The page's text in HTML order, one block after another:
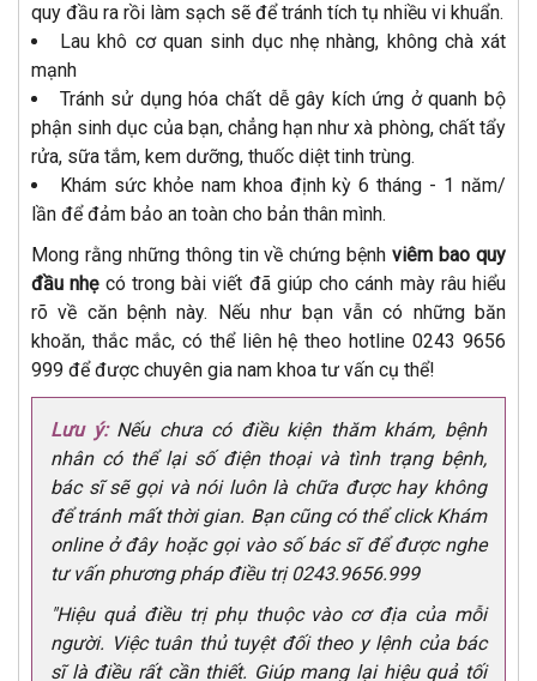
quy đầu ra rồi làm sạch sẽ để tránh tích tụ nhiều vi khuẩn.
Lau khô cơ quan sinh dục nhẹ nhàng, không chà xát
mạnh
Tránh sử dụng hóa chất dễ gây kích ứng ở quanh bộ
phận sinh dục của bạn, chẳng hạn như xà phòng, chất tẩy
rửa, sữa tắm, kem dưỡng, thuốc diệt tinh trùng.
Khám sức khỏe nam khoa định kỳ 6 tháng - 1 năm/
lần để đảm bảo an toàn cho bản thân mình.
Mong rằng những thông tin về chứng bệnhviêm bao quy
đầu nhẹcó trong bài viết đã giúp cho cánh mày râu hiểu
rõ về căn bệnh này. Nếu như bạn vẫn có những băn
khoăn, thắc mắc, có thể liên hệ theo hotline 0243 9656
999 để được chuyên gia nam khoa tư vấn cụ thể!
Lưu ý:Nếu chưa có điều kiện thăm khám, bệnh
nhân có thể lại số điện thoại và tình trạng bệnh,
bác sĩ sẽ gọi và nói luôn là chữa được hay không
để tránh mất thời gian. Bạn cũng có thể click Khám
online ở đây hoặc gọi vào số bác sĩ để được nghe
tư vấn phương pháp điều trị 0243.9656.999
"Hiệu quả điều trị phụ thuộc vào cơ địa của mỗi
người. Việc tuân thủ tuyệt đối theo y lệnh của bác
sĩ là điều rất cần thiết. Giúp mang lại hiệu quả tối